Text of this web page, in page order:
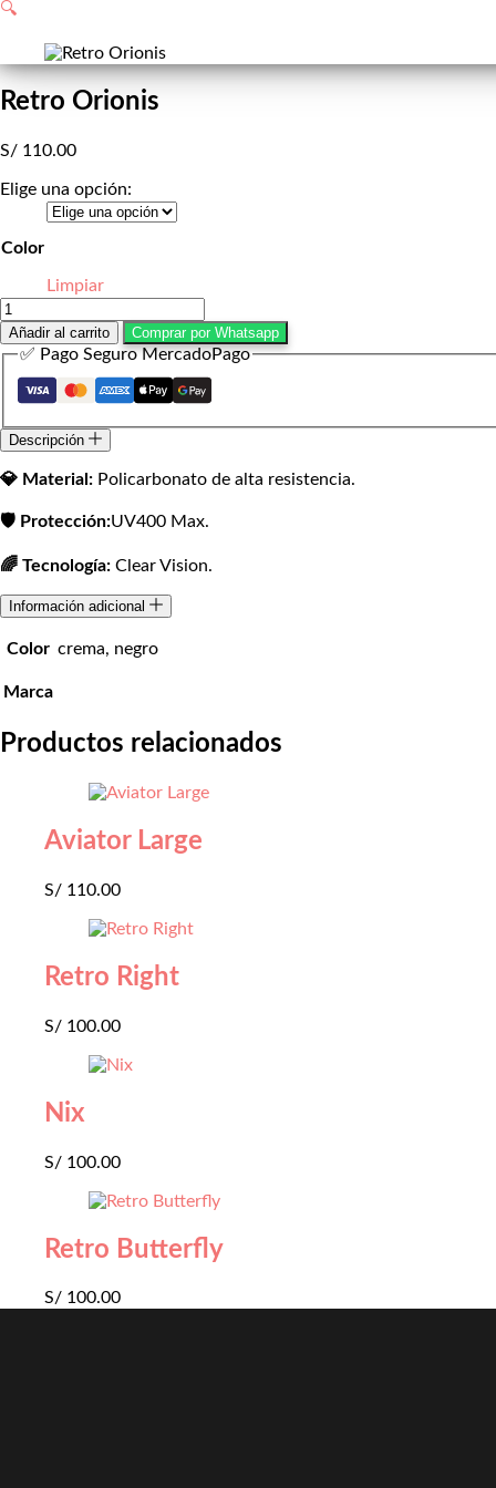
🔍
Retro Orionis
S/ 110.00
Elige una opción:
Color
Limpiar
Retro
Orionis
cantidad
Añadir al carrito Comprar por Whatsapp
✅ Pago Seguro MercadoPago
Descripción
💎 Material: Policarbonato de alta resistencia.
🛡️ Protección:UV400 Max.
🌈 Tecnología: Clear Vision.
Información adicional
Color crema, negro
Marca
Productos relacionados
Aviator Large
S/ 110.00
Retro Right
S/ 100.00
Nix
S/ 100.00
Retro Butterfly
S/ 100.00